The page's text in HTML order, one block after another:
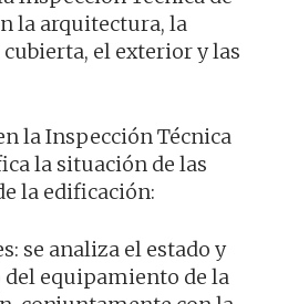
la arquitectura, la
el exterior y las
la Inspección Técnica
la situación de las
la edificación:
se analiza el estado y
del equipamiento de la